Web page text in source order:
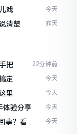
戏 今天
清楚 昨天
把手
22分钟前
定 今天
里 今天
体验分享 今天
？看完
今天